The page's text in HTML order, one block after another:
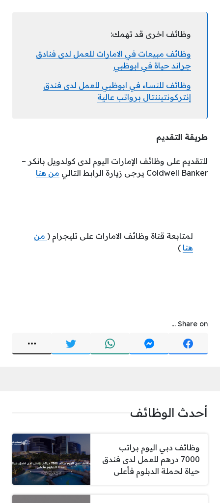
وظائف اخرى قد تهمك:
وظائف مبيعات في الامارات للعمل لدى فنادق
جراند حياة في ابوظبي
وظائف للنساء في ابوظبي للعمل لدى فندق
إنتركونتيننتال برواتب عالية
طريقة التقديم
للتقديم على وظائف الإمارات اليوم لدى كولدويل بانكر –
Coldwell Banker يرجى زيارة الرابط التالي
من هنا
لمتابعة قناة وظائف الامارات على تليجرام ( من
هنا )
Share on ...
أحدث الوظائف
وظائف دبي اليوم براتب
7000 درهم للعمل لدى فندق
حياة لحملة الدبلوم فأعلى